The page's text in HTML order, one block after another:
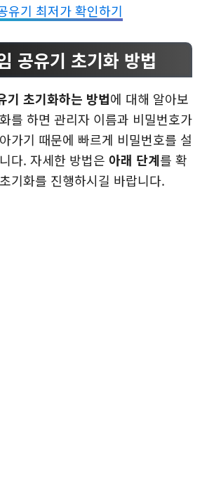
유기 최저가 확인하기
공유기 초기화 방법
기 초기화하는 방법에 대해 알아보
를 하면 관리자 이름과 비밀번호가
가기 때문에 빠르게 비밀번호를 설
다. 자세한 방법은 아래 단계를 확
기화를 진행하시길 바랍니다.